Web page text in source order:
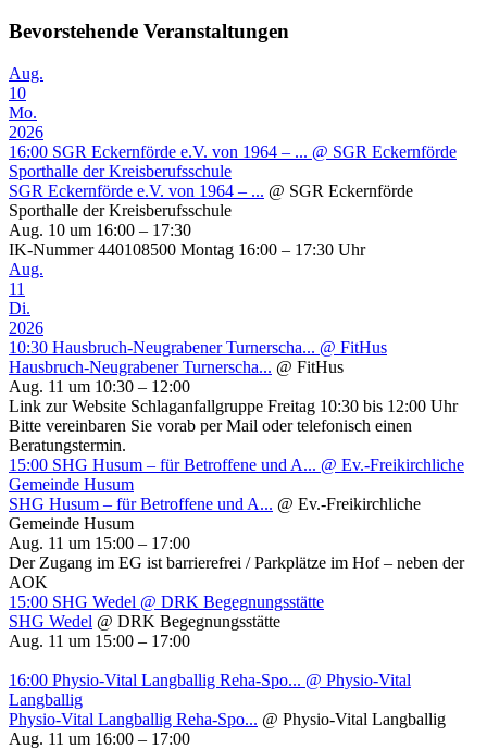
Bevorstehende Veranstaltungen
Aug.
10
Mo.
2026
16:00 SGR Eckernförde e.V. von 1964 – ... @ SGR Eckernförde
Sporthalle der Kreisberufsschule
SGR Eckernförde e.V. von 1964 – ... @ SGR Eckernförde
Sporthalle der Kreisberufsschule
Aug. 10 um 16:00 – 17:30
IK-Nummer 440108500 Montag 16:00 – 17:30 Uhr
Aug.
11
Di.
2026
10:30 Hausbruch-Neugrabener Turnerscha... @ FitHus
Hausbruch-Neugrabener Turnerscha... @ FitHus
Aug. 11 um 10:30 – 12:00
Link zur Website Schlaganfallgruppe Freitag 10:30 bis 12:00 Uhr
Bitte vereinbaren Sie vorab per Mail oder telefonisch einen
Beratungstermin.
15:00 SHG Husum – für Betroffene und A... @ Ev.-Freikirchliche
Gemeinde Husum
SHG Husum – für Betroffene und A... @ Ev.-Freikirchliche
Gemeinde Husum
Aug. 11 um 15:00 – 17:00
Der Zugang im EG ist barrierefrei / Parkplätze im Hof – neben der
AOK
15:00 SHG Wedel @ DRK Begegnungsstätte
SHG Wedel @ DRK Begegnungsstätte
Aug. 11 um 15:00 – 17:00
16:00 Physio-Vital Langballig Reha-Spo... @ Physio-Vital
Langballig
Physio-Vital Langballig Reha-Spo... @ Physio-Vital Langballig
Aug. 11 um 16:00 – 17:00